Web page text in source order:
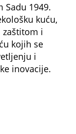
Sadu 1949.
kuću,
i
kojih se
i
inovacije.